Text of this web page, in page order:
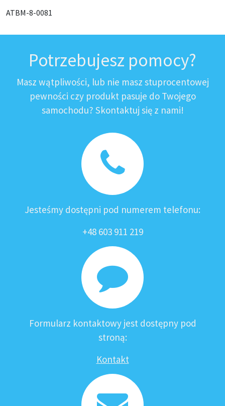
ATBM-8-0081
Potrzebujesz pomocy?
Masz wątpliwości, lub nie masz stuprocentowej
pewności czy produkt pasuje do Twojego
samochodu? Skontaktuj się z nami!
Jesteśmy dostępni pod numerem telefonu:
+48 603 911 219
Formularz kontaktowy jest dostępny pod
stroną:
Kontakt